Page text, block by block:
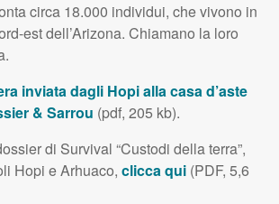
circa 18.000 individui, che vivono in
est dell’Arizona. Chiamano la loro
inviata dagli Hopi alla casa d’aste
& Sarrou (pdf, 205 kb).
di Survival “Custodi della terra”,
Hopi e Arhuaco, clicca qui (PDF, 5,6